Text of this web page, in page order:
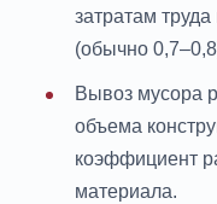
затратам
(обычно
Вывоз мусора
объема
коэффициент
материала.